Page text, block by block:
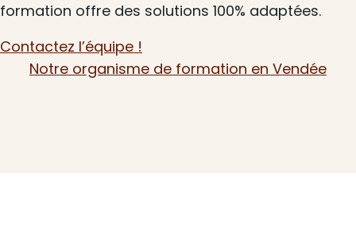
formation offre des solutions 100% adaptées.
Contactez l’équipe !
Notre organisme de formation en Vendée